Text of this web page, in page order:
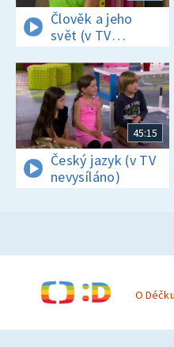
Člověk a jeho
svět (v TV
nevysíláno)
45:15
Český jazyk (v TV
nevysíláno)
O Déčku